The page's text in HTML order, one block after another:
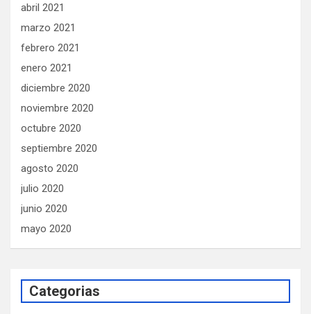
abril 2021
marzo 2021
febrero 2021
enero 2021
diciembre 2020
noviembre 2020
octubre 2020
septiembre 2020
agosto 2020
julio 2020
junio 2020
mayo 2020
Categorias